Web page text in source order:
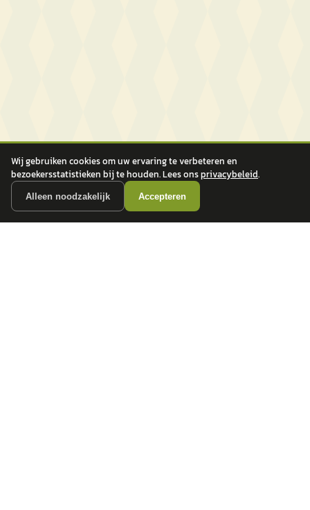
Wij gebruiken cookies om uw ervaring te verbeteren en
bezoekersstatistieken bij te houden. Lees onsprivacybeleid.
Alleen noodzakelijk Accepteren